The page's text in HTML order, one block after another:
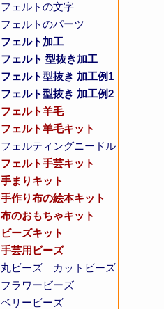
フェルトの文字
フェルトのパーツ
フェルト加工
フェルト 型抜き加工
フェルト型抜き 加工例1
フェルト型抜き 加工例2
フェルト羊毛
フェルト羊毛キット
フェルティングニードル
フェルト手芸キット
手まりキット
手作り布の絵本キット
布のおもちゃキット
ビーズキット
手芸用ビーズ
丸ビーズ
カットビーズ
フラワービーズ
ベリービーズ